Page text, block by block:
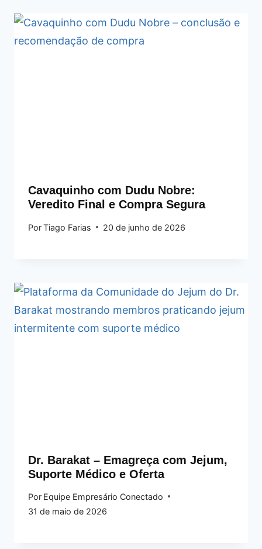
Cavaquinho com Dudu Nobre:
Veredito Final e Compra Segura
PorTiago Farias 20 de junho de 2026
Dr. Barakat – Emagreça com Jejum,
Suporte Médico e Oferta
Por Equipe Empresário Conectado
31 de maio de 2026